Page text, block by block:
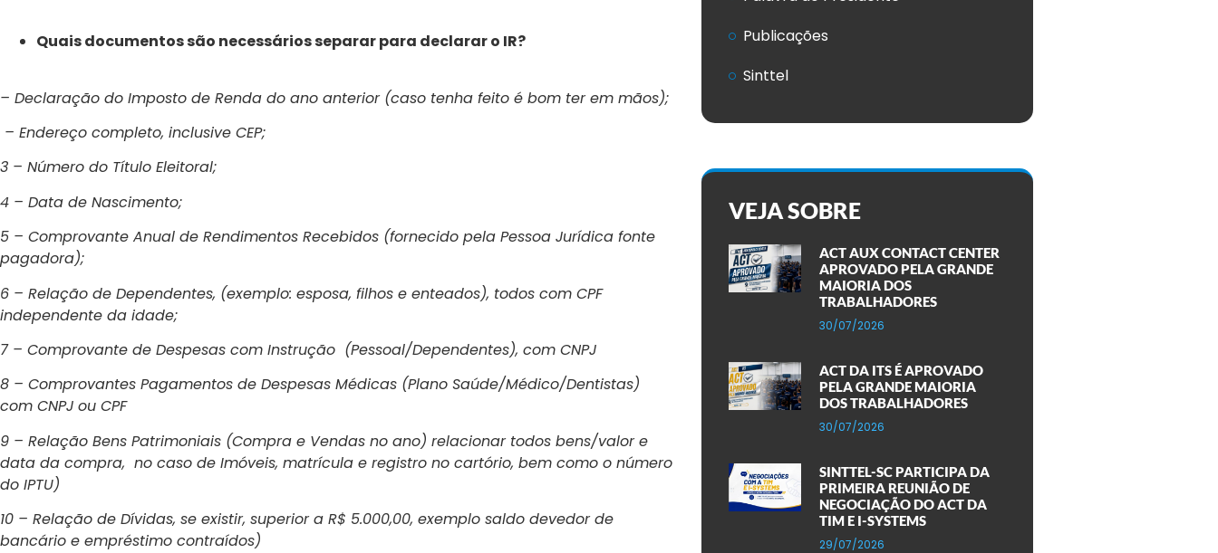
Quais documentos são necessários separar para declarar o IR?
– Declaração do Imposto de Renda do ano anterior (caso tenha feito é bom ter em mãos);
– Endereço completo, inclusive CEP;
3 – Número do Título Eleitoral;
4 – Data de Nascimento;
5 – Comprovante Anual de Rendimentos Recebidos (fornecido pela Pessoa Jurídica fonte
pagadora);
6 – Relação de Dependentes, (exemplo: esposa, filhos e enteados), todos com CPF
independente da idade;
7 – Comprovante de Despesas com Instrução (Pessoal/Dependentes), com CNPJ
8 – Comprovantes Pagamentos de Despesas Médicas (Plano Saúde/Médico/Dentistas)
com CNPJ ou CPF
9 – Relação Bens Patrimoniais (Compra e Vendas no ano) relacionar todos bens/valor e
data da compra, no caso de Imóveis, matrícula e registro no cartório, bem como o número
do IPTU)
10 – Relação de Dívidas, se existir, superior a R$ 5.000,00, exemplo saldo devedor de
bancário e empréstimo contraídos)
Publicações
Sinttel
VEJA SOBRE
ACT AUX CONTACT CENTER
APROVADO PELA GRANDE
MAIORIA DOS
TRABALHADORES
30/07/2026
ACT DA ITS É APROVADO
PELA GRANDE MAIORIA
DOS TRABALHADORES
30/07/2026
SINTTEL-SC PARTICIPA DA
PRIMEIRA REUNIÃO DE
NEGOCIAÇÃO DO ACT DA
TIM E I-SYSTEMS
29/07/2026